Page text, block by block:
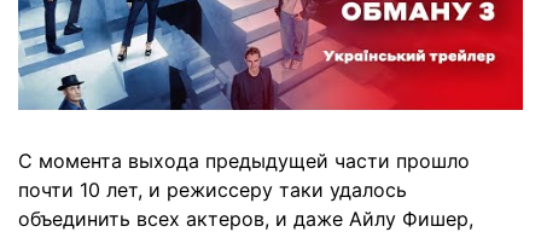
С момента выхода предыдущей части прошло
почти 10 лет, и режиссеру таки удалось
объединить всех актеров, и даже Айлу Фишер,